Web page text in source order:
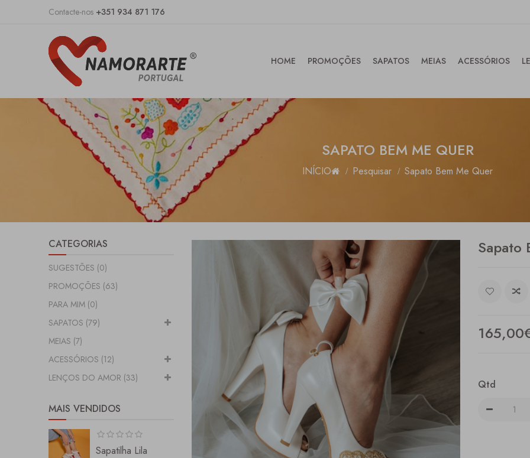
Contacte-nos +351 934 871 176
HOME PROMOÇÕES SAPATOS MEIAS ACESSÓRIOS
SAPATO BEM ME QUER
INÍCIO Pesquisar Sapato Bem Me Quer
CATEGORIAS
SUGESTÕES (0)
PROMOÇÕES (63)
PARA MIM (0)
SAPATOS (79)
MEIAS (7)
ACESSÓRIOS (12)
LENÇOS DO AMOR (33)
MAIS VENDIDOS
Sapatilha Lila
Sapato
Qtd